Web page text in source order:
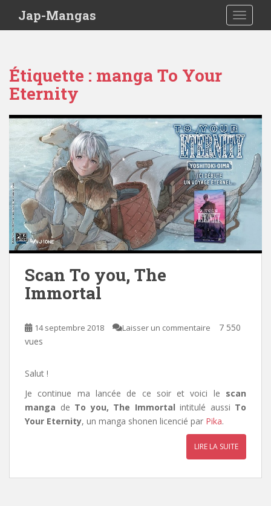
Jap-Mangas
Étiquette : manga To Your
Eternity
Scan To you, The
Immortal
14 septembre 2018 Laisser un commentaire
7 550
vues
Salut !
Je continue ma lancée de ce soir et voici le scan
manga de To you, The Immortal intitulé aussi To
Your Eternity, un manga shonen licencié par Pika.
LIRE LA SUITE